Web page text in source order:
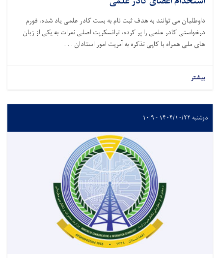
داوطلبان می توانند به هدف ثبت نام به بست کادر علمی یاد شده، فورم
درخواستی کادر علمی را پر کرده، ترانسکرپت اصلی نمرات به یکی از زبان
های ملی همراه با کاپی تذکره به آمریت امور استادان . . .
بیشتر
دوشنبه ۱۴۰۴/۱۰/۲۲ - ۱۰:۹